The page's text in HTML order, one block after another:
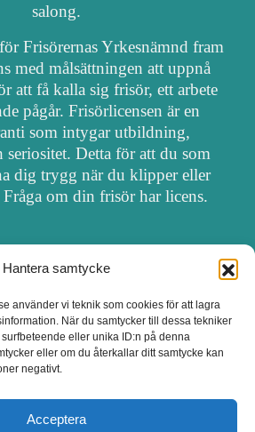
Hantera samtycke
använder vi teknik som cookies för att lagra
När du samtycker till dessa tekniker
eller unika ID:n på denna
eller om du återkallar ditt samtycke kan
negativt.
Acceptera
salong.
Frisörernas Yrkesnämnd fram
med målsättningen att uppnå
att få kalla sig frisör, ett arbete
pågår. Frisörlicensen är en
som intygar utbildning,
seriositet. Detta för att du som
dig trygg när du klipper eller
om din frisör har licens.
OM FRISÖRSÖK
SALONG